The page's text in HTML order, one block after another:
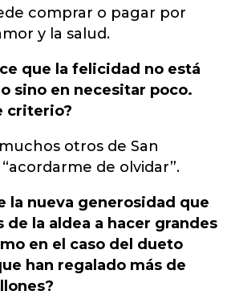
comprar o pagar por
y la salud.
que la felicidad no está
sino en necesitar poco.
criterio?
otros de San
de olvidar”.
la nueva generosidad que
de la aldea a hacer grandes
en el caso del dueto
han regalado más de